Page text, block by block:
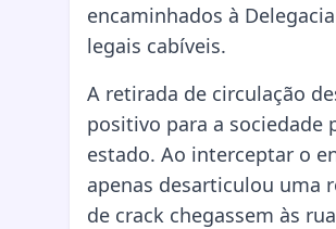
encaminhados à
legais cabíveis.
A retirada de circulação
positivo para a sociedade
estado. Ao interceptar o
apenas desarticulou uma
de crack chegassem às